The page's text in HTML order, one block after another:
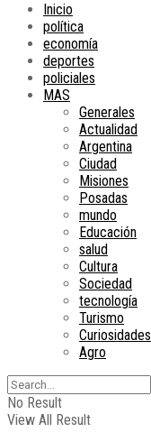
Inicio
política
economía
deportes
policiales
MAS
Generales
Actualidad
Argentina
Ciudad
Misiones
Posadas
mundo
Educación
salud
Cultura
Sociedad
tecnología
Turismo
Curiosidades
Agro
No Result
View All Result